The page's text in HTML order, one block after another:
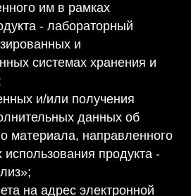
им в рамках
- лабораторный
и
системах хранения и
и/или получения
данных об
материала, направленного
продукта -
на адрес электронной